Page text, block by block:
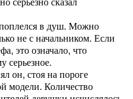
в душ. Можно
не с начальником. Если
это означало, что
серьезное.
он, стоя на пороге
модели. Количество